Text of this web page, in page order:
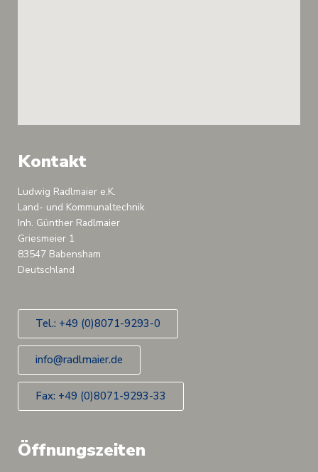
Kontakt
Ludwig Radlmaier e.K.
Land- und Kommunaltechnik
Inh. Günther Radlmaier
Griesmeier 1
83547 Babensham
Deutschland
Tel.: +49 (0)8071-9293-0
info@radlmaier.de
Fax: +49 (0)8071-9293-33
Öffnungszeiten